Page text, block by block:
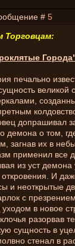
# 5
печально
великой
допрашивал
демона о том,
загнав их в
применил все
из уст
И
и неоткрытые
с
в новое
разорвав
сущность в
стенал в